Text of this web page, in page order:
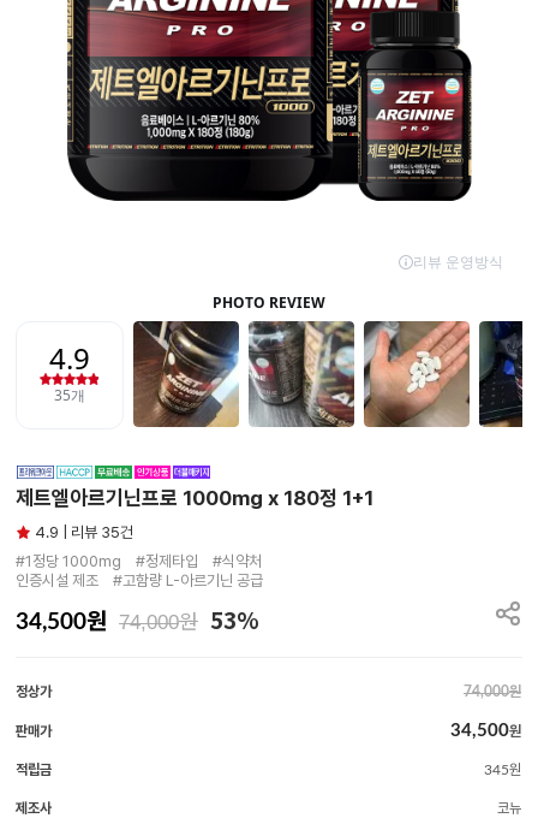
제트엘아르기닌프로 1000mg x 180정 1+1
4.9 | 리뷰 35건
#1정당 1000mg　#정제타입　#식약처
인증시설 제조　#고함량 L-아르기닌 공급
34,500원 74,000원 53%
정상가 74,000원
판매가 34,500원
적립금 345원
제조사 코뉴